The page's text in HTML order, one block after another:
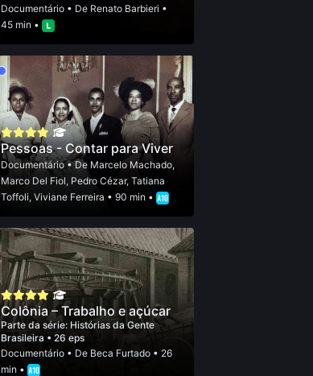
Documentário • De Renato Barbieri •
45 min •
Pessoas - Contar para Viver
Documentário• De Marcelo Machado,
Marco Del Fiol, Pedro Cézar,Tatiana
Toffoli,Viviane Ferreira • 90 min •
Colônia – Trabalho e açúcar
Parte da série: Histórias da Gente
Brasileira • 26 eps
Documentário • De Beca Furtado • 26
min •